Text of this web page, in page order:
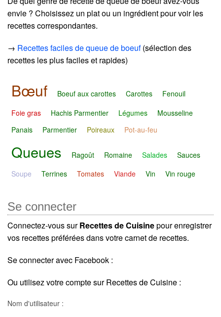
envie ? Choisissez un plat ou un ingrédient pour voir les
recettes correspondantes.
→ Recettes faciles de queue de boeuf(sélection des
recettes les plus faciles et rapides)
Bœuf Boeuf aux carottes Carottes
Fenouil
Foie gras
Hachis Parmentier Légumes
Mousseline
Panais
Parmentier Poireaux Pot-au-feu
Queues Ragoût Romaine Salades
Sauces
Soupe
Terrines Tomates Viande Vin Vin rouge
Se connecter
Connectez-vous surRecettes de Cuisinepour enregistrer
vos recettes préférées dans votre carnet de recettes.
Se connecter avec Facebook :
Ou utilisez votre compte sur Recettes de Cuisine :
Nom d'utilisateur :